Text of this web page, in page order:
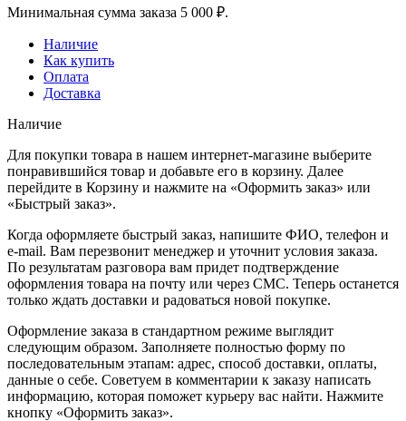
Минимальная сумма заказа 5 000 ₽.
Наличие
Как купить
Оплата
Доставка
Наличие
Для покупки товара в нашем интернет-магазине выберите
понравившийся товар и добавьте его в корзину. Далее
перейдите в Корзину и нажмите на «Оформить заказ» или
«Быстрый заказ».
Когда оформляете быстрый заказ, напишите ФИО, телефон и
e-mail. Вам перезвонит менеджер и уточнит условия заказа.
По результатам разговора вам придет подтверждение
оформления товара на почту или через СМС. Теперь останется
только ждать доставки и радоваться новой покупке.
Оформление заказа в стандартном режиме выглядит
следующим образом. Заполняете полностью форму по
последовательным этапам: адрес, способ доставки, оплаты,
данные о себе. Советуем в комментарии к заказу написать
информацию, которая поможет курьеру вас найти. Нажмите
кнопку «Оформить заказ».